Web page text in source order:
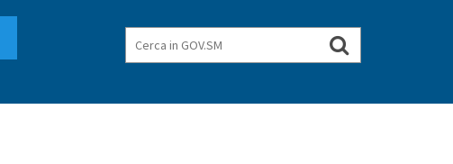
Cerca
nel
in